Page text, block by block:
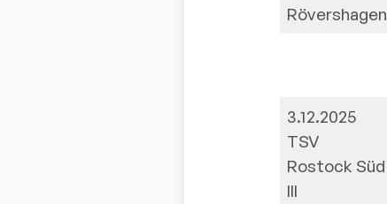
Rövershagen
3.12.2025
TSV
Rostock Süd
III